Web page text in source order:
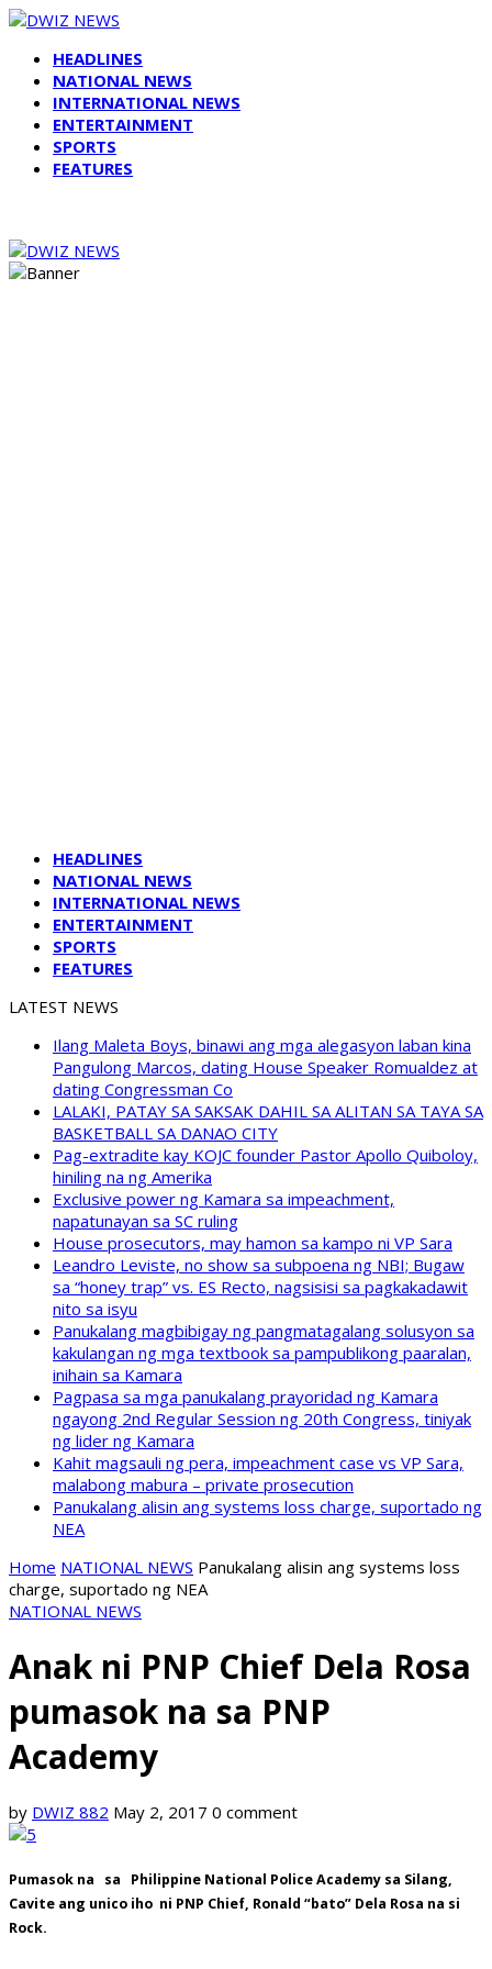
HEADLINES
NATIONAL NEWS
INTERNATIONAL NEWS
ENTERTAINMENT
SPORTS
FEATURES
HEADLINES
NATIONAL NEWS
INTERNATIONAL NEWS
ENTERTAINMENT
SPORTS
FEATURES
LATEST NEWS
Ilang Maleta Boys, binawi ang mga alegasyon laban kina
Pangulong Marcos, dating House Speaker Romualdez at
dating Congressman Co
LALAKI, PATAY SA SAKSAK DAHIL SA ALITAN SA TAYA SA
BASKETBALL SA DANAO CITY
Pag-extradite kay KOJC founder Pastor Apollo Quiboloy,
hiniling na ng Amerika
Exclusive power ng Kamara sa impeachment,
napatunayan sa SC ruling
House prosecutors, may hamon sa kampo ni VP Sara
Leandro Leviste, no show sa subpoena ng NBI; Bugaw
sa “honey trap” vs. ES Recto, nagsisisi sa pagkakadawit
nito sa isyu
Panukalang magbibigay ng pangmatagalang solusyon sa
kakulangan ng mga textbook sa pampublikong paaralan,
inihain sa Kamara
Pagpasa sa mga panukalang prayoridad ng Kamara
ngayong 2nd Regular Session ng 20th Congress, tiniyak
ng lider ng Kamara
Kahit magsauli ng pera, impeachment case vs VP Sara,
malabong mabura – private prosecution
Panukalang alisin ang systems loss charge, suportado ng
NEA
Home NATIONAL NEWS Panukalang alisin ang systems loss
charge, suportado ng NEA
NATIONAL NEWS
Anak ni PNP Chief Dela Rosa
pumasok na sa PNP
Academy
by DWIZ 882 May 2, 2017 0 comment
Pumasok na sa Philippine National Police Academy sa Silang,
Cavite ang unico iho ni PNP Chief, Ronald “bato” Dela Rosa na si
Rock.